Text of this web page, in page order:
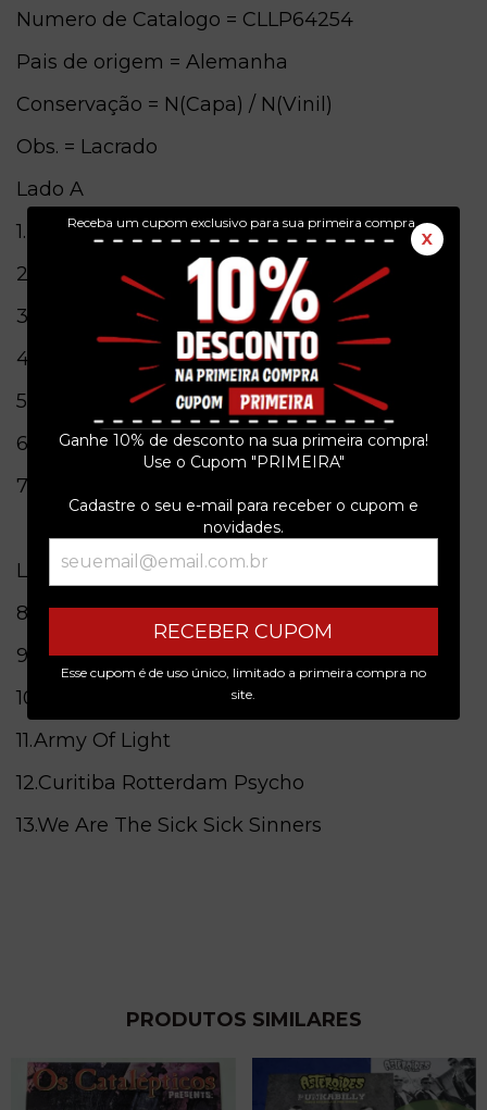
Receba um cupom exclusivo para sua primeira compra.
X
Ganhe 10% de desconto na sua primeira compra!
Use o Cupom "PRIMEIRA"
Cadastre o seu e-mail para receber o cupom e
novidades.
RECEBER CUPOM
Esse cupom é de uso único, limitado a primeira compra no
site.
Numero de Catalogo = CLLP64254
Pais de origem = Alemanha
Conservação = N(Capa) / N(Vinil)
Obs. = Lacrado
Lado A
1.Evil Cabin
2.Nitro Girl
3.Beer And Flesh Meat
4.Bloody Hands
5.Miss Joana
6.White Sand Hills
7.Road Of Sin
Lado B
8.Zombie's Union
9.Cold Blood Killer
10.Voodoo Queen
11.Army Of Light
12.Curitiba Rotterdam Psycho
13.We Are The Sick Sick Sinners
PRODUTOS SIMILARES